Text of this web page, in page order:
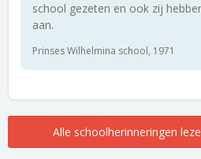
school gezeten en ook zij
aan.
Prinses Wilhelmina school, 1971
Alle schoolherinneringen